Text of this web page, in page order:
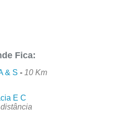
Fica:
& S - 10 Km
E C